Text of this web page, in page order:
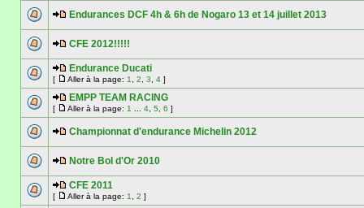
Endurances DCF 4h & 6h de Nogaro 13 et 14 juillet 2013
CFE 2012!!!!!
Endurance Ducati
[ Aller à la page: 1 2 3 4 ]
EMPP TEAM RACING
[ Aller à la page: 1 4 5 6 ]
Championnat d'endurance Michelin 2012
Notre Bol d'Or 2010
CFE 2011
[ Aller à la page: 1 2 ]